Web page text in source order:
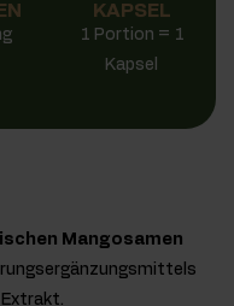
KAPSEL
1 Portion = 1
Kapsel
Mangosamen